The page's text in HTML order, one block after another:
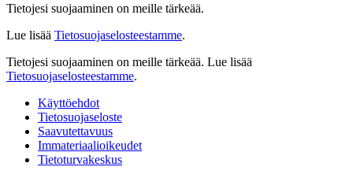
Tietojesi suojaaminen on meille tärkeää.
Lue lisää Tietosuojaselosteestamme.
Tietojesi suojaaminen on meille tärkeää. Lue lisää
Tietosuojaselosteestamme.
Käyttöehdot
Tietosuojaseloste
Saavutettavuus
Immateriaalioikeudet
Tietoturvakeskus